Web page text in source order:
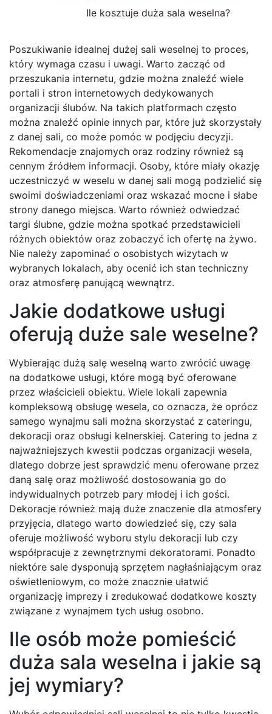
Ile kosztuje duża sala weselna?
Poszukiwanie idealnej dużej sali weselnej to proces,
który wymaga czasu i uwagi. Warto zacząć od
przeszukania internetu, gdzie można znaleźć wiele
portali i stron internetowych dedykowanych
organizacji ślubów. Na takich platformach często
można znaleźć opinie innych par, które już skorzystały
z danej sali, co może pomóc w podjęciu decyzji.
Rekomendacje znajomych oraz rodziny również są
cennym źródłem informacji. Osoby, które miały okazję
uczestniczyć w weselu w danej sali mogą podzielić się
swoimi doświadczeniami oraz wskazać mocne i słabe
strony danego miejsca. Warto również odwiedzać
targi ślubne, gdzie można spotkać przedstawicieli
różnych obiektów oraz zobaczyć ich ofertę na żywo.
Nie należy zapominać o osobistych wizytach w
wybranych lokalach, aby ocenić ich stan techniczny
oraz atmosferę panującą wewnątrz.
Jakie dodatkowe usługi
oferują duże sale weselne?
Wybierając dużą salę weselną warto zwrócić uwagę
na dodatkowe usługi, które mogą być oferowane
przez właścicieli obiektu. Wiele lokali zapewnia
kompleksową obsługę wesela, co oznacza, że oprócz
samego wynajmu sali można skorzystać z cateringu,
dekoracji oraz obsługi kelnerskiej. Catering to jedna z
najważniejszych kwestii podczas organizacji wesela,
dlatego dobrze jest sprawdzić menu oferowane przez
daną salę oraz możliwość dostosowania go do
indywidualnych potrzeb pary młodej i ich gości.
Dekoracje również mają duże znaczenie dla atmosfery
przyjęcia, dlatego warto dowiedzieć się, czy sala
oferuje możliwość wyboru stylu dekoracji lub czy
współpracuje z zewnętrznymi dekoratorami. Ponadto
niektóre sale dysponują sprzętem nagłaśniającym oraz
oświetleniowym, co może znacznie ułatwić
organizację imprezy i zredukować dodatkowe koszty
związane z wynajmem tych usług osobno.
Ile osób może pomieścić
duża sala weselna i jakie są
jej wymiary?